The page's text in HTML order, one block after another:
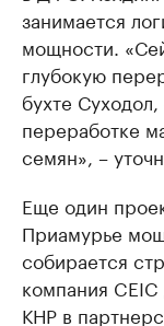
занимается
мощности.
глубокую
бухте
переработке
семян», –
Еще один
Приамурье
собирается
компания
КНР в